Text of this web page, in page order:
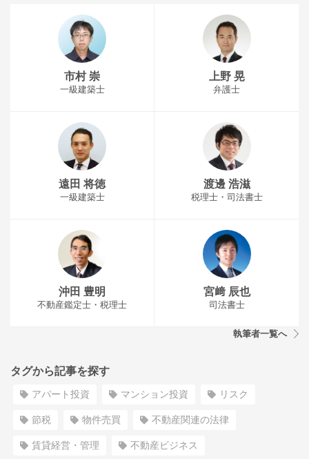
市村 崇
一級建築士
上野 晃
弁護士
遠田 将徳
一級建築士
渡邊 浩滋
税理士・司法書士
沖田 豊明
不動産鑑定士・税理士
宮﨑 辰也
司法書士
執筆者一覧へ
タグから記事を探す
アパート投資 マンション投資 リスク
節税 物件売買 不動産関連の法律
賃貸経営・管理 不動産ビジネス